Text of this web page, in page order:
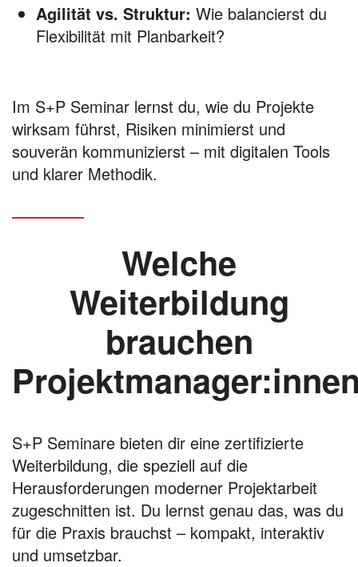
Agilität vs. Struktur: Wie balancierst du
Flexibilität mit Planbarkeit?
Im S+P Seminar lernst du, wie du Projekte
wirksam führst, Risiken minimierst und
souverän kommunizierst – mit digitalen Tools
und klarer Methodik.
Welche
Weiterbildung
brauchen
S+P Seminare bieten dir eine zertifizierte
Weiterbildung, die speziell auf die
Herausforderungen moderner Projektarbeit
zugeschnitten ist. Du lernst genau das, was du
für die Praxis brauchst – kompakt, interaktiv
und umsetzbar.